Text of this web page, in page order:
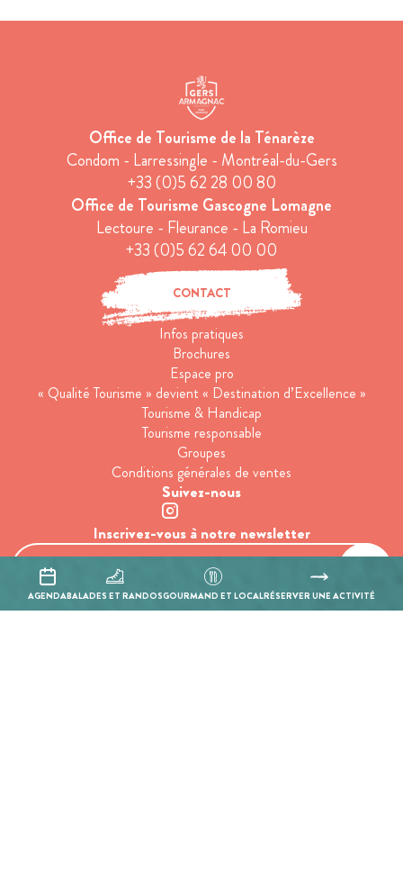
AGENDABALADES ET RANDOSGOURMAND ET LOCALRÉSERVER UNE ACTIVITÉ
Office de Tourisme de la Ténarèze
Condom - Larressingle - Montréal-du-Gers
+33 (0)5 62 28 00 80
Office de Tourisme Gascogne Lomagne
Lectoure - Fleurance - La Romieu
+33 (0)5 62 64 00 00
CONTACT
Infos pratiques
Brochures
Espace pro
« Qualité Tourisme » devient « Destination d’Excellence »
Tourisme & Handicap
Tourisme responsable
Groupes
Conditions générales de ventes
Suivez-nous
Inscrivez-vous à notre newsletter